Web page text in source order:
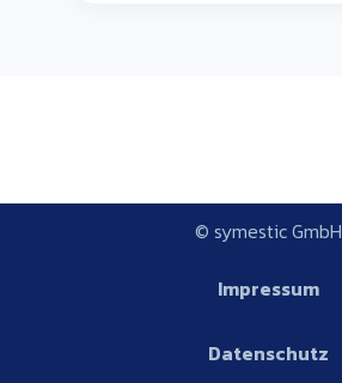
© symestic GmbH
Impressum
Datenschutz